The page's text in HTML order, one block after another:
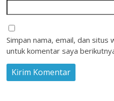
Simpan nama, email, dan situs
untuk komentar saya